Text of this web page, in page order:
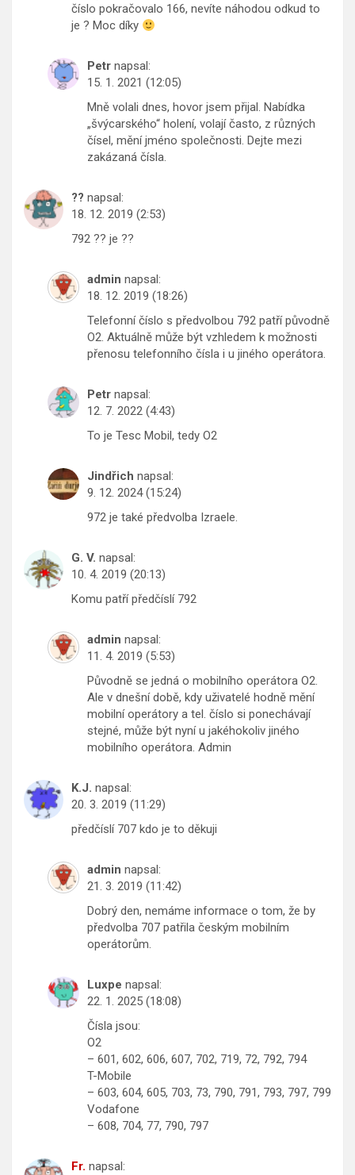
číslo pokračovalo 166, nevíte náhodou odkud to
je ? Moc díky
Petr napsal:
15. 1. 2021 (12:05)
Mně volali dnes, hovor jsem přijal. Nabídka
„švýcarského“ holení, volají často, z různých
čísel, mění jméno společnosti. Dejte mezi
zakázaná čísla.
?? napsal:
18. 12. 2019 (2:53)
792 ?? je ??
admin napsal:
18. 12. 2019 (18:26)
Telefonní číslo s předvolbou 792 patří původně
O2. Aktuálně může být vzhledem k možnosti
přenosu telefonního čísla i u jiného operátora.
Petr napsal:
12. 7. 2022 (4:43)
To je Tesc Mobil, tedy O2
Jindřich napsal:
9. 12. 2024 (15:24)
972 je také předvolba Izraele.
G. V. napsal:
10. 4. 2019 (20:13)
Komu patří předčíslí 792
admin napsal:
11. 4. 2019 (5:53)
Původně se jedná o mobilního operátora O2.
Ale v dnešní době, kdy uživatelé hodně mění
mobilní operátory a tel. číslo si ponechávají
stejné, může být nyní u jakéhokoliv jiného
mobilního operátora. Admin
K.J. napsal:
20. 3. 2019 (11:29)
předčíslí 707 kdo je to děkuji
admin napsal:
21. 3. 2019 (11:42)
Dobrý den, nemáme informace o tom, že by
předvolba 707 patřila českým mobilním
operátorům.
Luxpe napsal:
22. 1. 2025 (18:08)
Čísla jsou:
O2
– 601, 602, 606, 607, 702, 719, 72, 792, 794
T-Mobile
– 603, 604, 605, 703, 73, 790, 791, 793, 797, 799
Vodafone
– 608, 704, 77, 790, 797
Fr. napsal: